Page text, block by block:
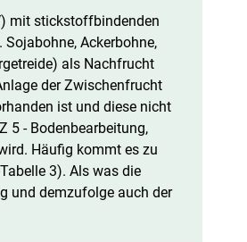
mit stickstoffbindenden
Ackerbohne,
als Nachfrucht
der Zwischenfrucht
ist und diese nicht
5 - Bodenbearbeitung,
Häufig kommt es zu
3). Als was die
und demzufolge auch der